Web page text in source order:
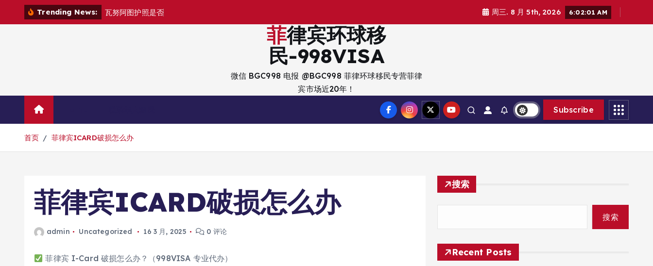
Trending News: 瓦努阿图护照是否 周三. 8 月 5th, 2026 6:02:02 AM
菲律宾环球移
民-998VISA
微信 BGC998 电报 @BGC998 菲律环球移民专营菲律
宾市场近20年！
Subscribe
首页 菲律宾ICARD破损怎么办
菲律宾ICARD破损怎么办
admin Uncategorized 16 3 月, 2025 0 评论
菲律宾 I-Card 破损怎么办？（998VISA 专业代办）
搜索
搜索
Recent Posts